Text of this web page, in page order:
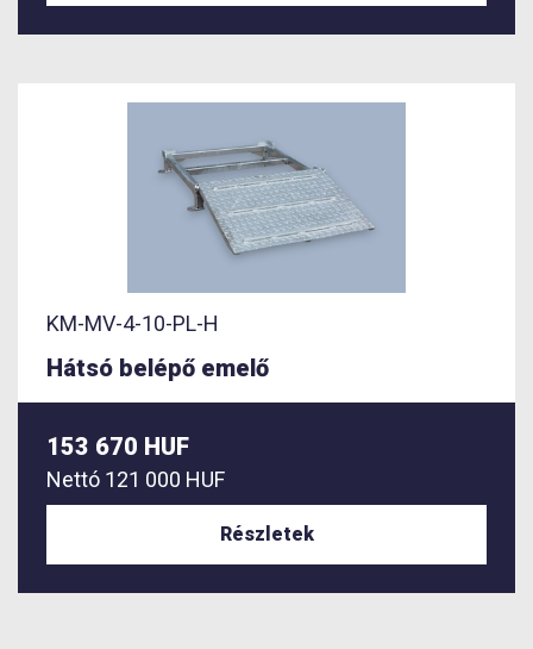
KM-MV-4-10-PL-H
Hátsó belépő emelő
153 670 HUF
Nettó 121 000 HUF
Részletek